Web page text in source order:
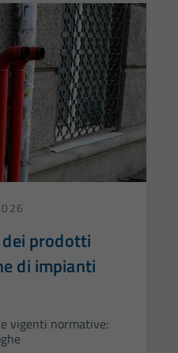
dei prodotti
di impianti
vigenti normative: